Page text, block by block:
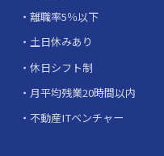
離職率5％以下
土日休みあり
休日シフト制
月平均残業20時間以内
不動産ITベンチャー